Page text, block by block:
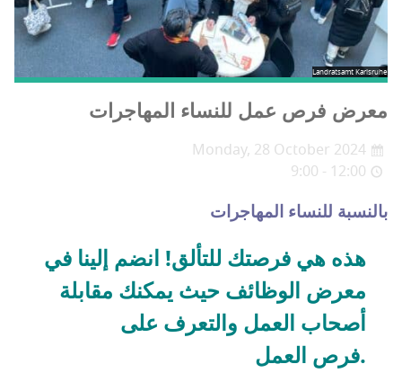
Landratsamt Karlsruhe
معرض فرص عمل للنساء المهاجرات
Monday, 28 October 2024
9:00 - 12:00
بالنسبة للنساء المهاجرات
هذه هي فرصتك للتألق! انضم إلينا في
معرض الوظائف حيث يمكنك مقابلة
أصحاب العمل والتعرف على
فرص العمل.